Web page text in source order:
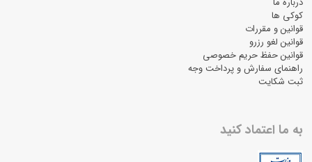
کوکی ها
قوانین و مقررات
قوانین لغو رزرو
قوانین حفظ حریم خصوصی
راهنمای سفارش و پرداخت وجه
ثبت شکایت
به ما اعتماد کنید